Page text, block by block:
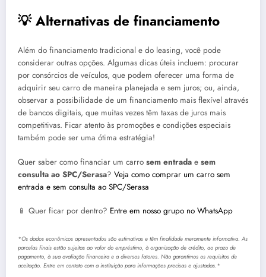
💡 Alternativas de financiamento
Além do financiamento tradicional e do leasing, você pode
considerar outras opções. Algumas dicas úteis incluem: procurar
por consórcios de veículos, que podem oferecer uma forma de
adquirir seu carro de maneira planejada e sem juros; ou, ainda,
observar a possibilidade de um financiamento mais flexível através
de bancos digitais, que muitas vezes têm taxas de juros mais
competitivas. Ficar atento às promoções e condições especiais
também pode ser uma ótima estratégia!
Quer saber como financiar um carro sem entrada e sem
consulta ao SPC/Serasa? Veja como comprar um carro sem
entrada e sem consulta ao SPC/Serasa
📱 Quer ficar por dentro? Entre em nosso grupo no WhatsApp
*Os dados econômicos apresentados são estimativas e têm finalidade meramente informativa. As
parcelas finais estão sujeitas ao valor do empréstimo, à organização de crédito, ao prazo de
pagamento, à sua avaliação financeira e a diversos fatores. Não garantimos os requisitos de
aceitação. Entre em contato com a instituição para informações precisas e ajustadas.*